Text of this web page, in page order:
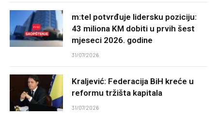
m:tel potvrđuje lidersku poziciju:
43 miliona KM dobiti u prvih šest
mjeseci 2026. godine
31/07/2026
Kraljević: Federacija BiH kreće u
reformu tržišta kapitala
31/07/2026